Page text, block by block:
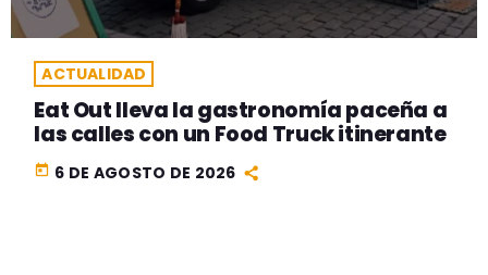
ACTUALIDAD
Eat Out lleva la gastronomía paceña a
las calles con un Food Truck itinerante
today 6 DE AGOSTO DE 2026